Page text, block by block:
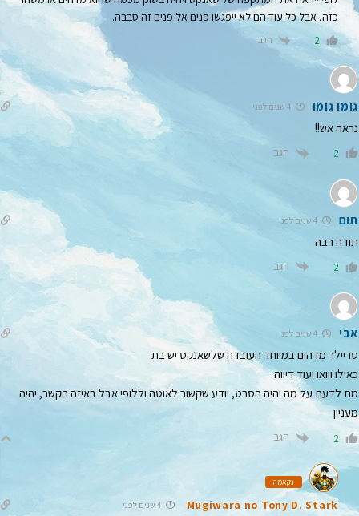
כזה, אבל כל עוד הם לא ייפגשו פנים אל פנים זה סבבה.
2 הגב
גומו גומו 4 שנים לפני
נראה אש!!
2 הגב
תום 4 שנים לפני
תודה רבה
2 הגב
אבי 4 שנים לפני
טריילר מדהים במיוחד העובדה שלשאנקס יש בת
כאילו ווואו ועוד דיווה
מת לדעת על מה יהיה הסרט, יודע שקשור לאוטה וללופי אבל באיזה הקשר, יהיה
מעניין
2 הגב
נקאמה
Mugiwara no Tony D. Stark 4 שנים לפני